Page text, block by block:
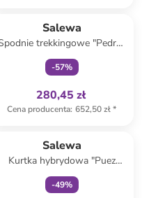
Salewa
trekkingowe "Pedroc
Pro Durastretch" w kolorze
szarym
-57%
280,45 zł
Cena producenta: 652,50 zł*
Salewa
Kurtka hybrydowa "Puez
Powertex" w kolorze
niebieskim
-49%